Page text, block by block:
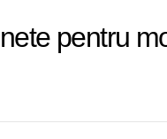
pentru